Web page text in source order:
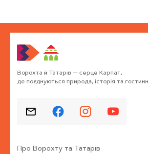
Ворохта й Татарів — серце Карпат,
де поєднуються природа, історія та
Про Ворохту та Татарів